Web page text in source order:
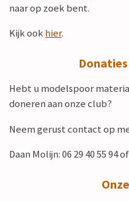
naar op zoek bent.
Kijk ookhier.
Hebt u modelspoor
doneren aan onze club?
Neem gerust contact op
Daan Molijn: 06 29 40 55 94